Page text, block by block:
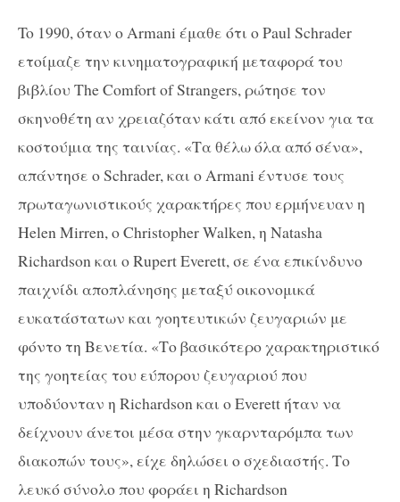
To 1990, όταν οArmani έμαθε ότι οPaul Schrader
ετοίμαζε την κινηματογραφική μεταφορά του
βιβλίου TheComfortof Strangers, ρώτησε τον
σκηνοθέτη αν χρειαζόταν κάτι από εκείνον για τα
κοστούμια της ταινίας. «Τα θέλω όλα από σένα»,
απάντησε οSchrader,και οArmani έντυσε τους
πρωταγωνιστικούς χαρακτήρες που ερμήνευαν η
Helen Mirren,o Christopher Walken, η Natasha
Richardsonκαι οRupert Everett, σε ένα επικίνδυνο
παιχνίδι αποπλάνησης μεταξύ οικονομικά
ευκατάστατων και γοητευτικών ζευγαριών με
φόντο τη Βενετία. «Το βασικότερο χαρακτηριστικό
της γοητείας του εύπορου ζευγαριού που
υποδύονταν η Richardsonκαι οEverettήταν να
δείχνουν άνετοι μέσα στην γκαρνταρόμπα των
διακοπών τους», είχε δηλώσει ο σχεδιαστής. Το
λευκό σύνολο που φοράει η Richardson